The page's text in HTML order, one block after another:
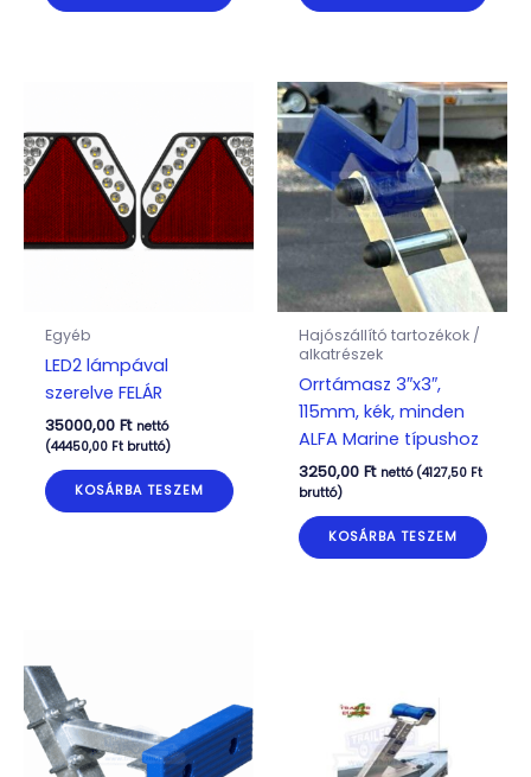
Egyéb
LED2 lámpával
szerelve FELÁR
35000,00 Ft nettó
(44450,00 Ftbruttó)
KOSÁRBA TESZEM
Hajószállító tartozékok /
alkatrészek
Orrtámasz 3″x3″,
115mm, kék, minden
ALFA Marine típushoz
3250,00 Ft nettó (4127,50 Ft
bruttó)
KOSÁRBA TESZEM